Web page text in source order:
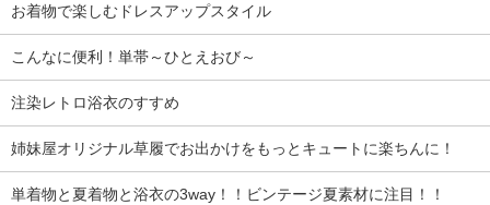
お着物で楽しむドレスアップスタイル
こんなに便利！単帯～ひとえおび～
注染レトロ浴衣のすすめ
姉妹屋オリジナル草履でお出かけをもっとキュートに楽ちんに！
単着物と夏着物と浴衣の3way！！ビンテージ夏素材に注目！！